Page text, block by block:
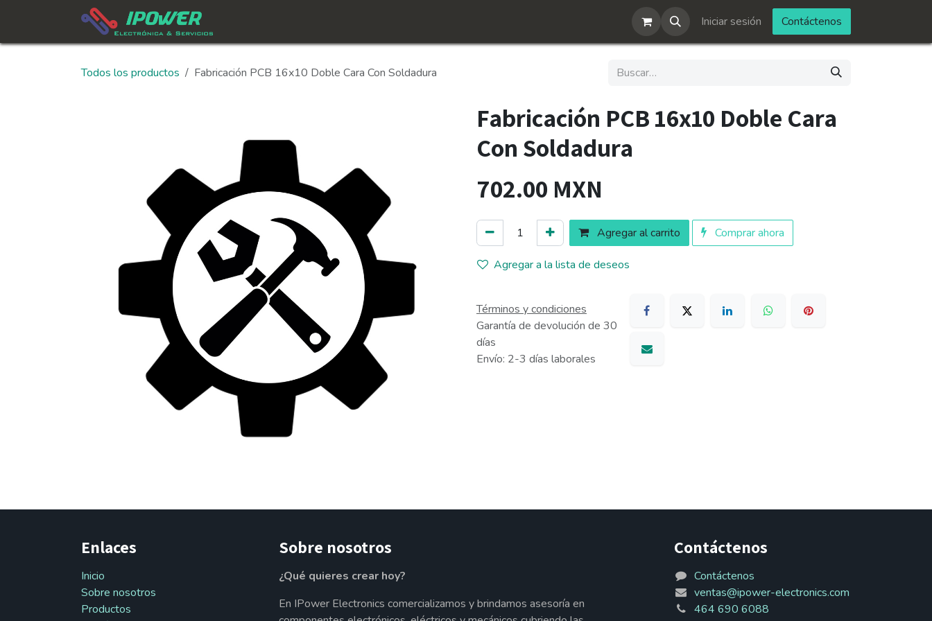
Iniciar sesión Contáctenos
Todos los productos Fabricación PCB 16x10 Doble Cara Con Soldadura
Fabricación PCB 16x10 Doble Cara
Con Soldadura
702.00 MXN
Agregar al carrito Comprar ahora
Agregar a la lista de deseos
Términos y condiciones
Garantía de devolución de 30
días
Envío: 2-3 días laborales
Enlaces
Inicio
Sobre nosotros
Productos
Sobre nosotros
¿Qué quieres crear hoy?
En IPower Electronics comercializamos y brindamos asesoría en
Contáctenos
Contáctenos
ventas@ipower-electronics.com
464 690 6088